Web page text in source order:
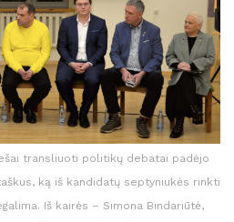
transliuoti politikų debatai padėjo
ką iš kandidatų septyniukės rinkti
Iš kairės – Simona Bindariūtė,